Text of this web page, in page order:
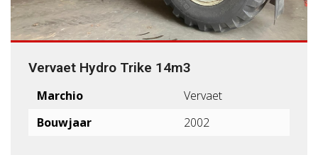
Vervaet Hydro Trike 14m3
Marchio
Vervaet
Bouwjaar
2002